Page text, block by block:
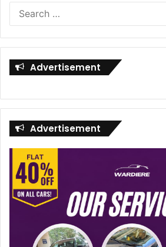
Advertisement
Advertisement